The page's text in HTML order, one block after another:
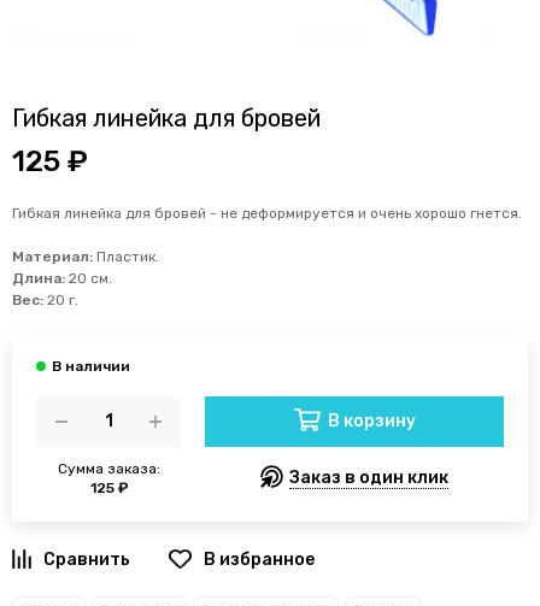
Гибкая линейка для бровей
125 ₽
Гибкая линейка для бровей - не деформируется и очень хорошо гнется.
Материал: Пластик.
Длина: 20 см.
Вес: 20 г.
Сумма заказа:
125 ₽
В корзину
Заказ в один клик
В избранное